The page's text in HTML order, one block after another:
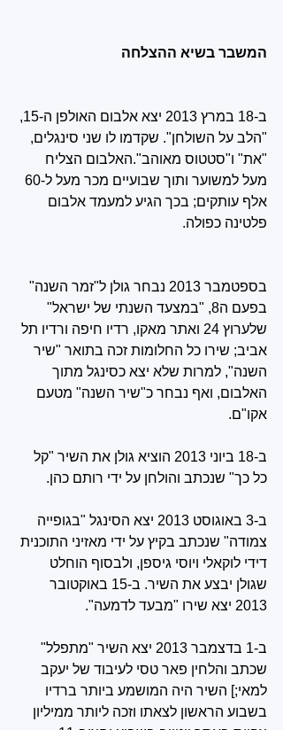
המשבר בשיא ההצלחה
ב-18 במרץ 2013 יצא אלבום האולפן ה-15,
"הלב על השולחן". שקדמו לו שני סינגלים,
"את" ו"סטטוס מאוהב".האלבום הצליח
אלף עותקים; בכך הגיע למעמד אלבום
פלטינה כפולה.
בספטמבר 2013 נבחר גולן ל"זמר השנה"
בפעם ה8, "במצעד השנתי של ישראל"
שלערוץ 24 ואתר מאקו, רדיו חיפה ורדיו תל
אביב; שירו כל החלומות זכה בתואר "שיר
השנה", למרות שלא יצא כסינגל מתוך
האלבום, ואף נבחר כ"שיר השנה" מטעם
אקו"ם.
ב-18 ביוני 2013 הוציא גולן את השיר "קל
כל כך" שנכתב והולחן על ידי רותם כהן.
ב-3 באוגוסט 2013 יצא הסינגל "בגופייה
צמודה" שנכתב בקיץ על ידי מאזיני התוכנית
דידי לוקאלי ויוסי גיספן, ולבסוף הוחלט
שגולן יבצע את השיר. ב-15 באוקטובר
2013 יצא שירו "מבעד לדמעה".
ב-1 בדצמבר 2013 יצא השיר "מתפלל"
שכתב והלחין פאר טסי לעיבוד של יעקב
למאי;‏] השיר היה המושמע ביותר ברדיו
בשבוע הראשון לצאתו‏ וזכה ליותר ממיליון